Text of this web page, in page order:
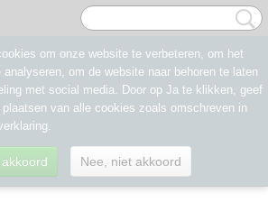
om onze website te verbeteren, om het
om de website naar behoren te laten
met social media. Door op Ja te klikken, geef
van alle cookies zoals omschreven in
Nee, niet akkoord